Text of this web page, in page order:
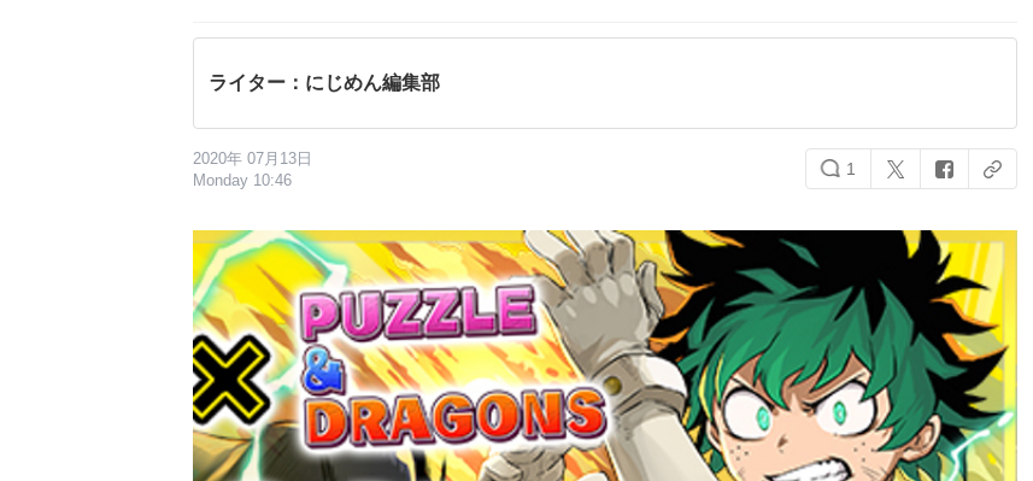
ライター：にじめん編集部
2020年 07月13日
Monday 10:46
1